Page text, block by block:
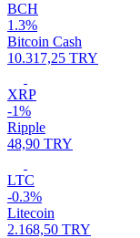
BCH
1.3%
Bitcoin Cash
10.317,25 TRY
XRP
-1%
Ripple
48,90 TRY
LTC
-0.3%
Litecoin
2.168,50 TRY